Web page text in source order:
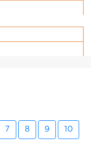
7 8 9 10